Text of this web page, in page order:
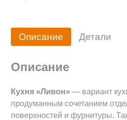
Описание Детали
Описание
Кухня «Ливон» — вариант
продуманным сочетанием
поверхностей и фурнитуры.